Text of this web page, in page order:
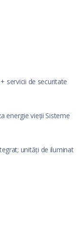
servicii de securitate
energie vieții Sisteme
unități de iluminat